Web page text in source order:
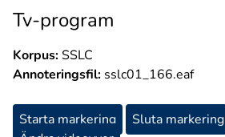
Tv-program
Korpus:SSLC
Annoteringsfil: sslc01_166.eaf
Starta markering Sluta markering